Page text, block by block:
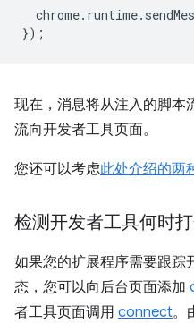
chrome. runtime.
});
现在，消息将从注入的脚本
流向开发者工具页面。
您还可以考虑此处介绍的两
检测开发者工具何时
如果您的扩展程序需要跟踪
态，您可以向后台页面添加
者工具页面调用 connect。